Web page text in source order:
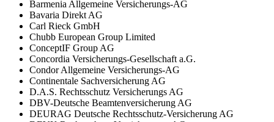
Barmenia Allgemeine Versicherungs-AG
Bavaria Direkt AG
Carl Rieck GmbH
Chubb European Group Limited
ConceptIF Group AG
Concordia Versicherungs-Gesellschaft a.G.
Condor Allgemeine Versicherungs-AG
Continentale Sachversicherung AG
D.A.S. Rechtsschutz Versicherungs AG
DBV-Deutsche Beamtenversicherung AG
DEURAG Deutsche Rechtsschutz-Versicherung AG